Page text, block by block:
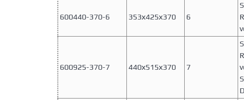
600440-370-6 353х425х370 6
600925-370-7 440х515х370 7